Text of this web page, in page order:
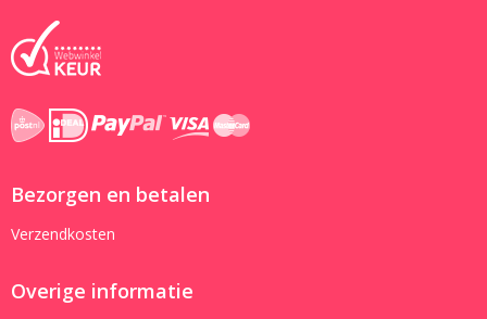
Bezorgen en betalen
Verzendkosten
Overige informatie